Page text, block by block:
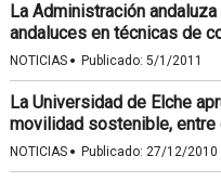
La Administración
andaluces en técnicas de
NOTICIAS · Publicado: 5/1/2011
La Universidad de Elche
movilidad sostenible,
NOTICIAS · Publicado: 27/12/2010